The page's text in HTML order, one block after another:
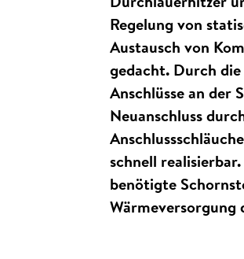
Regelung von
Austausch von
gedacht. Durch
Anschlüsse an der
Neuanschluss
schnell
benötigte